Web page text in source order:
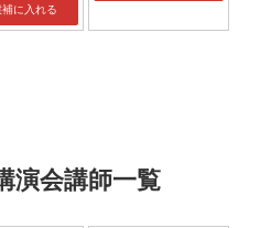
に入れる
演会講師一覧